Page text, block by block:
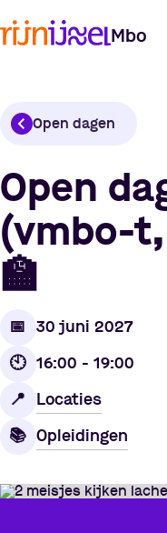
Mbo
Open dagen
Open
(vmbo-t,
🏫
📅 30 juni 2027
🕙 16:00 - 19:00
📍 Locaties
📚️️ Opleidingen